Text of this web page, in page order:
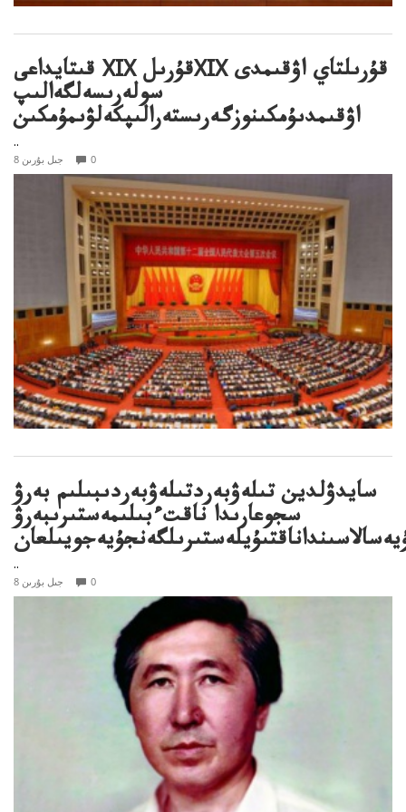
قىتايداعى XIX قۇرىلXIX قۇرىلتاي اۋقىمدى
سولەرىسەلگەالىپ
اۋقىمدىۇمكىنوزگەرىستەرالىپكەلۋىمۇمكىن
..
8 جىل بۇرىن 0
سايدۋلدين تىلەۋبەردتىلەۋبەردىبىلىم بەرۋ
سجوعارىدا ناقتءبىلىمەستىرىبەرۋ
..
8 جىل بۇرىن 0